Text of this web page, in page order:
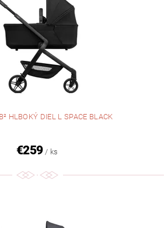
HLBOKÝ DIEL L SPACE BLACK
€259 / ks